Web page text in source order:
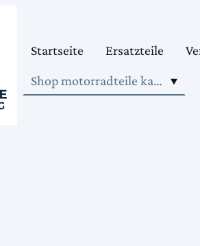
Startseite Ersatzteile
Shop motorradteile kaufen